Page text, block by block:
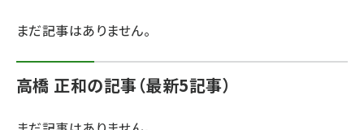
まだ記事はありません。
高橋 正和の記事（最新5記事）